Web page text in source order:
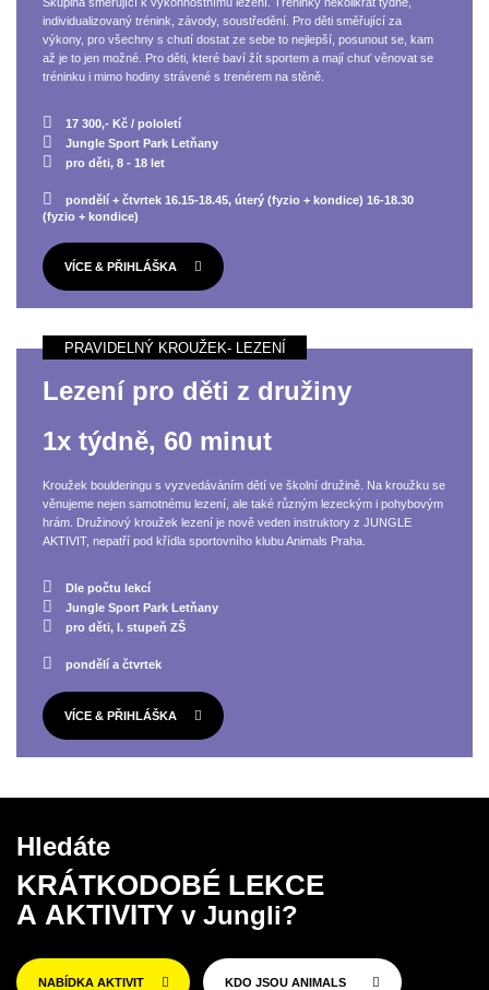
individualizovaný trénink, závody, soustředění. Pro děti směřující za
výkony, pro všechny s chutí dostat ze sebe to nejlepší, posunout se, kam
až je to jen možné. Pro děti, které baví žít sportem a mají chuť věnovat se
tréninku i mimo hodiny strávené s trenérem na stěně.
17 300,- Kč / pololetí
Jungle Sport Park Letňany
pro děti, 8 - 18 let
pondělí + čtvrtek 16.15-18.45, úterý (fyzio + kondice) 16-18.30
(fyzio + kondice)
VÍCE & PŘIHLÁŠKA
Lezení pro děti z družiny
1x týdně, 60 minut
Kroužek boulderingu s vyzvedáváním dětí ve školní družině. Na kroužku se
věnujeme nejen samotnému lezení, ale také různým lezeckým i pohybovým
hrám. Družinový kroužek lezení je nově veden instruktory z JUNGLE
AKTIVIT, nepatří pod křídla sportovního klubu Animals Praha.
Dle počtu lekcí
Jungle Sport Park Letňany
pro děti, I. stupeň ZŠ
pondělí a čtvrtek
VÍCE & PŘIHLÁŠKA
Hledáte
KRÁTKODOBÉ LEKCE
A AKTIVITY v Jungli?
NABÍDKA AKTIVIT KDO JSOU ANIMALS